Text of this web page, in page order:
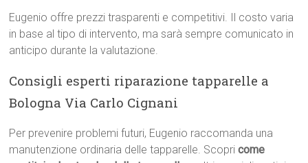
Eugenio offre prezzi trasparenti e competitivi. Il costo varia
in base al tipo di intervento, ma sarà sempre comunicato in
anticipo durante la valutazione.
Consigli esperti riparazione tapparelle a
Bologna Via Carlo Cignani
Per prevenire problemi futuri, Eugenio raccomanda una
manutenzione ordinaria delle tapparelle. Scopricome